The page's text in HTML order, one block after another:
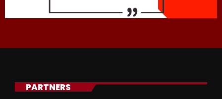
PARTNERS